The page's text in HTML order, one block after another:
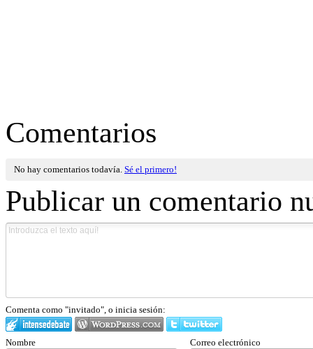
Comentarios
No hay comentarios todavía. Sé el primero!
Publicar un comentario
Comenta como "invitado", o inicia sesión:
Nombre Correo electrónico